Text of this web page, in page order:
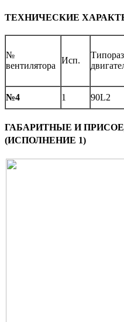
ТЕХНИЧЕСКИЕ
№
вентилятора
Исп.
№4 1 90L2
ГАБАРИТНЫЕ И
(ИСПОЛНЕНИЕ 1)